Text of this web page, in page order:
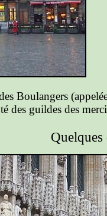
Boulangers
des guildes des
Quelques